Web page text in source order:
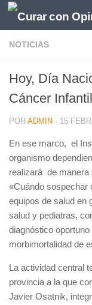
Saltar al
NOTICIAS
Hoy, Día
Cáncer Infantil
POR ADMIN · 15
En ese marco, el
organismo
realizará de manera
«Cuándo sospechar
equipos de salud en
salud y pediatras,
diagnóstico
morbimortalidad de
La actividad central
provincia a la que
Javier Osatnik,